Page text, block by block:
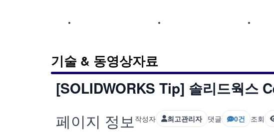
회사소개 제품소개
기술센터
기술 & 동영상자료
[SOLIDWORKS Tip] 솔리드웍스
페이지 정보작성자 최고관리자 댓글 0건 조회